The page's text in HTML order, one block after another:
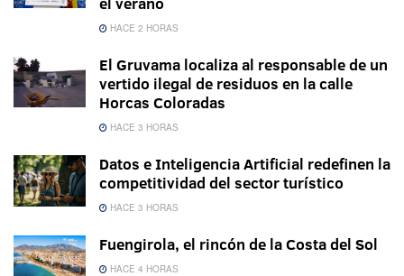
HACE 2 HORAS
El Gruvama localiza al responsable de un
vertido ilegal de residuos en la calle
Horcas Coloradas
HACE 3 HORAS
Datos e Inteligencia Artificial redefinen la
competitividad del sector turístico
HACE 3 HORAS
Fuengirola, el rincón de la Costa del Sol
HACE 4 HORAS